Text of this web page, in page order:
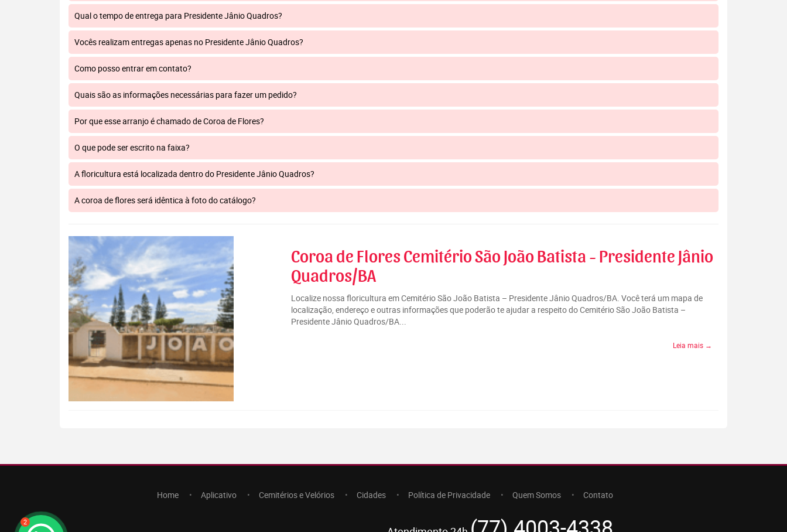
2
Qual o tempo de entrega para Presidente Jânio Quadros?
Vocês realizam entregas apenas no Presidente Jânio Quadros?
Como posso entrar em contato?
Quais são as informações necessárias para fazer um pedido?
Por que esse arranjo é chamado de Coroa de Flores?
O que pode ser escrito na faixa?
A floricultura está localizada dentro do Presidente Jânio Quadros?
A coroa de flores será idêntica à foto do catálogo?
Coroa de Flores Cemitério São João Batista - Presidente Jânio
Quadros/BA
Localize nossa floricultura em Cemitério São João Batista – Presidente Jânio Quadros/BA. Você terá um mapa de
localização, endereço e outras informações que poderão te ajudar a respeito do Cemitério São João Batista –
Presidente Jânio Quadros/BA...
Leia mais →
Home Aplicativo Cemitérios e Velórios Cidades Política de Privacidade Quem Somos Contato